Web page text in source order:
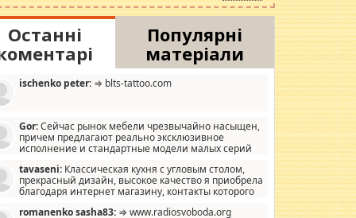
Останні
Популярні
матеріали
ischenko peter: ⇒ blts-tattoo.com
Gor:Сейчас рынок мебели чрезвычайно насыщен,
причем предлагают реально эксклюзивное
исполнение и стандартные модели малых серий
мало походит на стандартные формы, в MebelOk,
и что главное - со вкусом все в порядке,
ненужных наворотов удорожающих мебель, а это не
tavaseni: Классическая кухня с угловым столом,
прекрасный дизайн, высокое качество я приобрела
благодаря интернет магазину, контакты которого
romanenko sasha83: ⇒ www.radiosvoboda.org